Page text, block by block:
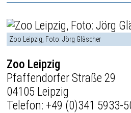
Zoo Leipzig, Foto: Jörg Gläscher
Zoo Leipzig
Pfaffendorfer Straße 29
04105 Leipzig
Telefon: +49 (0)341 5933-